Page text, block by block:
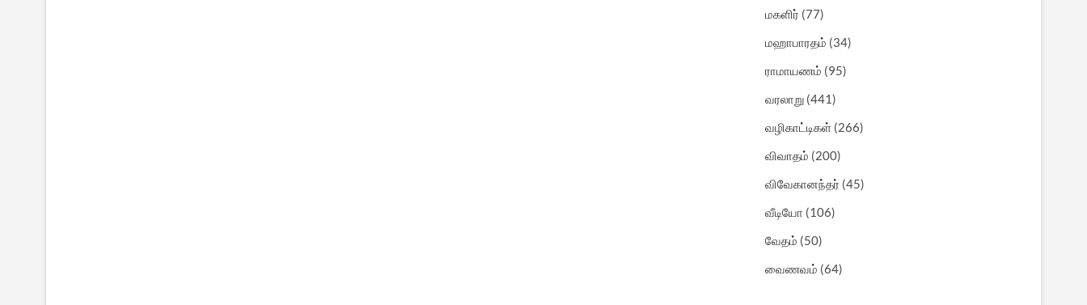
மகளிர் (77)
மஹாபாரதம் (34)
ராமாயணம் (95)
வரலாறு (441)
வழிகாட்டிகள் (266)
விவாதம் (200)
விவேகானந்தர் (45)
வீடியோ (106)
வேதம் (50)
வைணவம் (64)